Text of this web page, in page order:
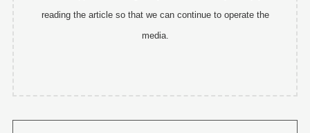
reading the article so that we can continue to operate the
media.